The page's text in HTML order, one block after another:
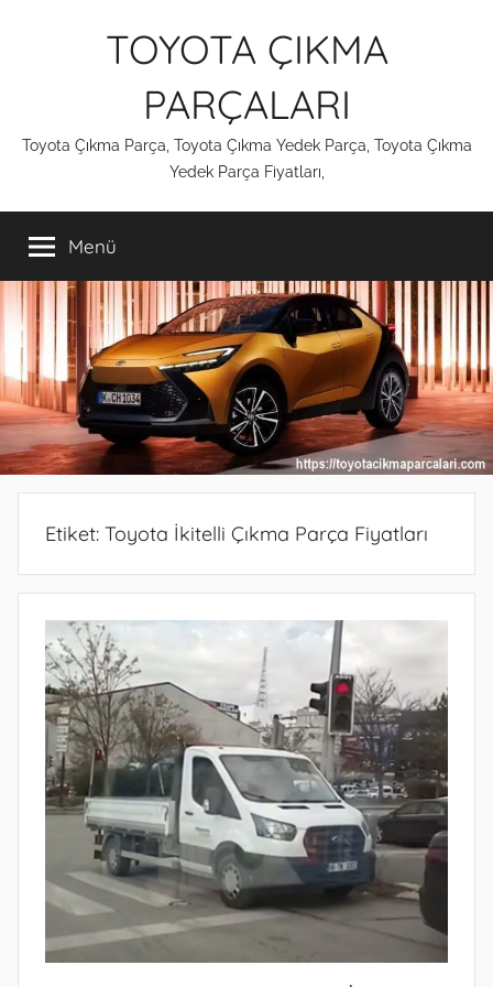
TOYOTA ÇIKMA
PARÇALARI
Toyota Çıkma Parça, Toyota Çıkma Yedek Parça, Toyota Çıkma
Yedek Parça Fiyatları,
Menü
Etiket: Toyota İkitelli Çıkma Parça Fiyatları